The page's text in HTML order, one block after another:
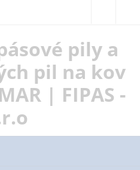
pily a
pil na kov
| FIPAS -